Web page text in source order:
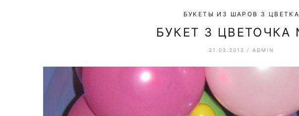
БУКЕТЫ ИЗ ШАРОВ 3 ЦВЕТКА
БУКЕТ 3 ЦВЕТОЧКА
21.03.2012 / ADMIN